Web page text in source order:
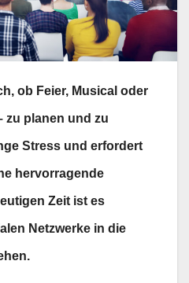
ob Feier, Musical oder
zu planen und zu
Stress und erfordert
hervorragende
Zeit ist es
Netzwerke in die